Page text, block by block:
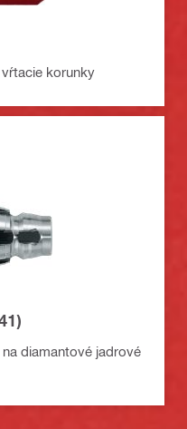
korunky
diamantové jadrové